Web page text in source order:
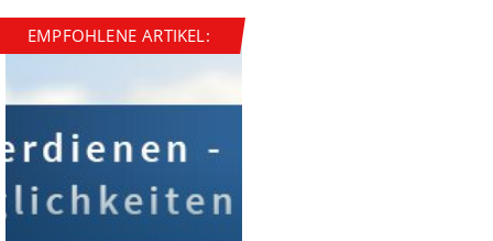
EMPFOHLENE ARTIKEL: